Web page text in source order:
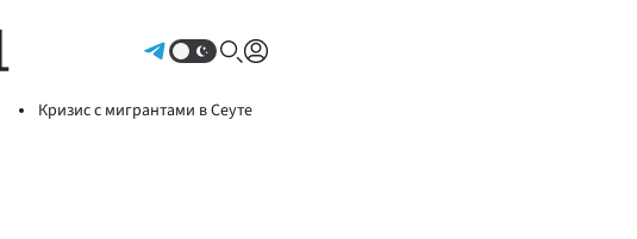
Кризис с мигрантами в Сеуте